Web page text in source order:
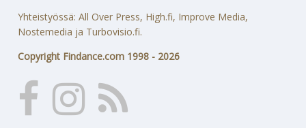
Yhteistyössä: All Over Press, High.fi, Improve Media,
Nostemedia ja Turbovisio.fi.
Copyright Findance.com 1998 - 2026